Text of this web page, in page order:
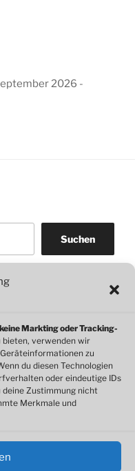
keine Markting oder Tracking-
bieten, verwenden wir
zu
du diesen Technologien
oder eindeutige IDs
Zustimmung nicht
Merkmale und
2026 -
Suchen